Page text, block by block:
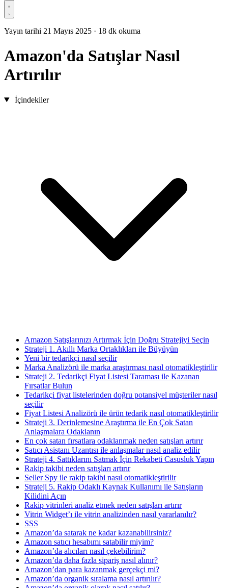
Yayın tarihi 21 Mayıs 2025 · 18 dk okuma
Amazon'da Satışlar Nasıl
Artırılır
İçindekiler
Amazon Satışlarınızı Artırmak İçin Doğru Stratejiyi Seçin
Strateji 1. Akıllı Marka Ortaklıkları ile Büyüyün
Yeni bir tedarikçi nasıl seçilir
Marka Analizörü ile marka araştırması nasıl otomatikleştirilir
Strateji 2. Tedarikçi Fiyat Listesi Taraması ile Kazanan
Fırsatlar Bulun
Tedarikçi fiyat listelerinden doğru potansiyel müşteriler nasıl
seçilir
Fiyat Listesi Analizörü ile ürün tedarik nasıl otomatikleştirilir
Strateji 3. Derinlemesine Araştırma ile En Çok Satan
Anlaşmalara Odaklanın
En çok satan fırsatlara odaklanmak neden satışları artırır
Satıcı Asistanı Uzantısı ile anlaşmalar nasıl analiz edilir
Strateji 4. Sattıklarını Satmak İçin Rekabeti Casusluk Yapın
Rakip takibi neden satışları artırır
Seller Spy ile rakip takibi nasıl otomatikleştirilir
Strateji 5. Rakip Odaklı Kaynak Kullanımı ile Satışların
Kilidini Açın
Rakip vitrinleri analiz etmek neden satışları artırır
Vitrin Widget’ı ile vitrin analizinden nasıl yararlanılır?
SSS
Amazon’da satarak ne kadar kazanabilirsiniz?
Amazon satıcı hesabımı satabilir miyim?
Amazon’da alıcıları nasıl çekebilirim?
Amazon’da daha fazla sipariş nasıl alınır?
Amazon’dan para kazanmak gerçekçi mi?
Amazon’da organik sıralama nasıl artırılır?